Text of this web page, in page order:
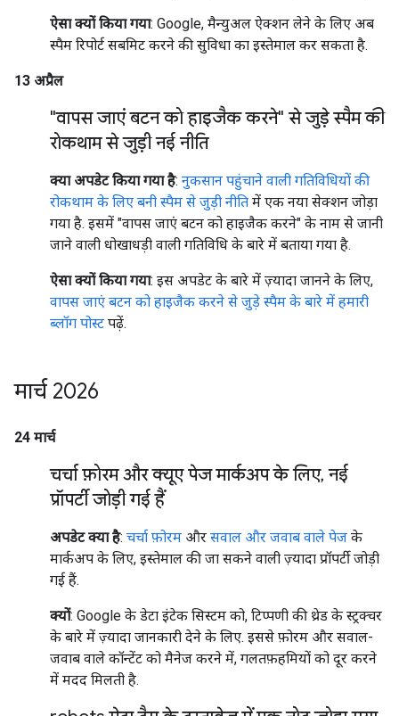
ऐसा क्यों किया गया: Google, मैन्युअल ऐक्शन लेने के लिए अब
स्पैम रिपोर्ट सबमिट करने की सुविधा का इस्तेमाल कर सकता है.
13 अप्रैल
"वापस जाएं बटन को हाइजैक करने" से जुड़े स्पैम की
रोकथाम से जुड़ी नई नीति
क्या अपडेट किया गया है: नुकसान पहुंचाने वाली गतिविधियों की
रोकथाम के लिए बनी स्पैम से जुड़ी नीति में एक नया सेक्शन जोड़ा
गया है. इसमें "वापस जाएं बटन को हाइजैक करने" के नाम से जानी
जाने वाली धोखाधड़ी वाली गतिविधि के बारे में बताया गया है.
ऐसा क्यों किया गया: इस अपडेट के बारे में ज़्यादा जानने के लिए,
वापस जाएं बटन को हाइजैक करने से जुड़े स्पैम के बारे में हमारी
ब्लॉग पोस्ट पढ़ें.
मार्च 2026
24 मार्च
चर्चा फ़ोरम और क्यूए पेज मार्कअप के लिए, नई
प्रॉपर्टी जोड़ी गई हैं
अपडेट क्या है: चर्चा फ़ोरम और सवाल और जवाब वाले पेज के
मार्कअप के लिए, इस्तेमाल की जा सकने वाली ज़्यादा प्रॉपर्टी जोड़ी
गई हैं.
क्यों: Google के डेटा इंटेक सिस्टम को, टिप्पणी की थ्रेड के स्ट्रक्चर
के बारे में ज़्यादा जानकारी देने के लिए. इससे फ़ोरम और सवाल-
जवाब वाले कॉन्टेंट को मैनेज करने में, गलतफ़हमियों को दूर करने
में मदद मिलती है.